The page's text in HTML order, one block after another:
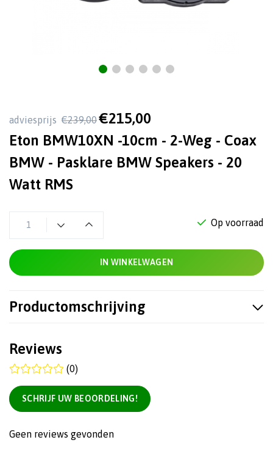
adviesprijs €239,00 €215,00
Eton BMW10XN -10cm - 2-Weg - Coax
BMW - Pasklare BMW Speakers - 20
Watt RMS
Op voorraad
IN WINKELWAGEN
Productomschrijving
Reviews
(0)
SCHRIJF UW BEOORDELING!
Geen reviews gevonden